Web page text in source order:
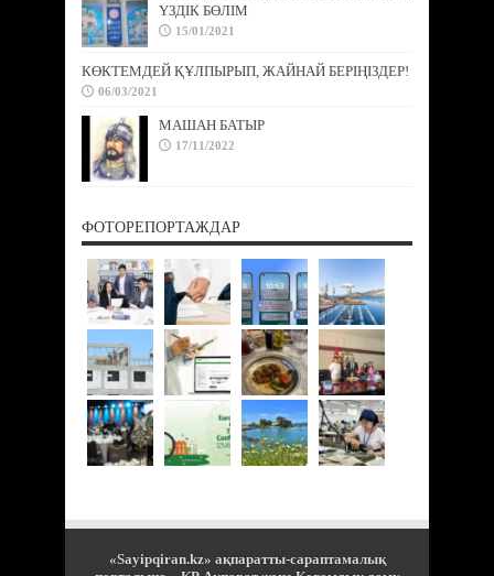
ҮЗДІК БӨЛІМ
15/01/2021
КӨКТЕМДЕЙ ҚҰЛПЫРЫП, ЖАЙНАЙ БЕРІҢІЗДЕР!
06/03/2021
МАШАН БАТЫР
17/11/2022
ФОТОРЕПОРТАЖДАР
«Sayipqiran.kz» ақпаратты-сараптамалық